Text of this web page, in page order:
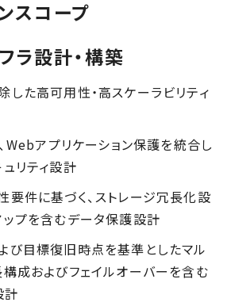
スコープ
ラ設計・構築
た高可用性・高スケーラビリティ
Webアプリケーション保護を統合し
リティ設計
件に基づく、ストレージ冗長化設
ップを含むデータ保護設計
び目標復旧時点を基準としたマル
成およびフェイルオーバーを含む
計